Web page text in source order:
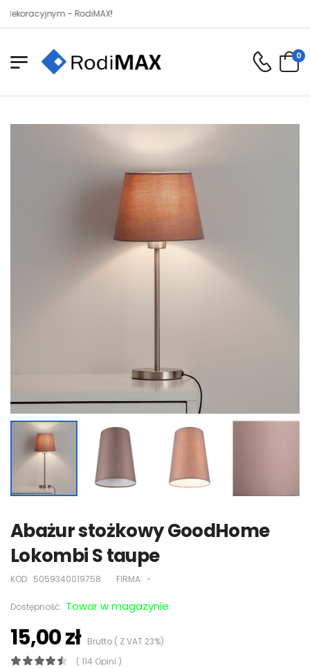
- RodiMAX!
0
Abażur stożkowy GoodHome
Lokombi S taupe
KOD: 5059340019758 FIRMA: -
Dostępność: Towar w magazynie
15,00 złBrutto ( Z VAT 23%)
( 114 Opini )